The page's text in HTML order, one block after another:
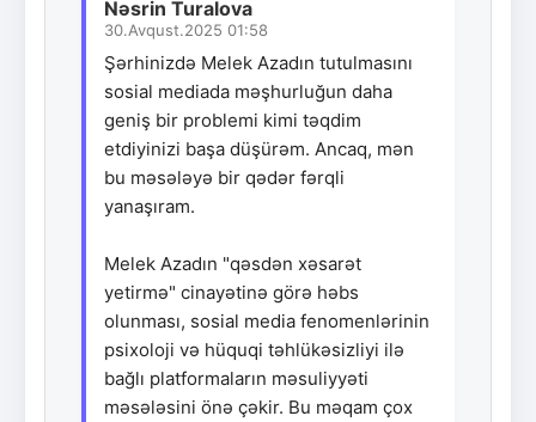
Nəsrin Turalova
30.Avqust.2025 01:58
Şərhinizdə Melek Azadın tutulmasını
sosial mediada məşhurluğun daha
geniş bir problemi kimi təqdim
etdiyinizi başa düşürəm. Ancaq, mən
bu məsələyə bir qədər fərqli
yanaşıram.
Melek Azadın "qəsdən xəsarət
yetirmə" cinayətinə görə həbs
olunması, sosial media fenomenlərinin
psixoloji və hüquqi təhlükəsizliyi ilə
bağlı platformaların məsuliyyəti
məsələsini önə çəkir. Bu məqam çox